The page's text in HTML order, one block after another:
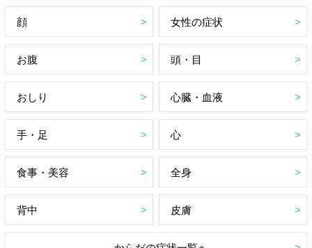
顔 女性の症状
お腹 頭・目
おしり 心臓・血液
手・足 心
食事・美容 全身
背中 皮膚